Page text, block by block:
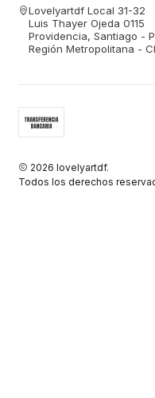
Lovelyartdf Local 31-32
Luis Thayer Ojeda 0115
Providencia, Santiago -
Región Metropolitana -
2026 lovelyartdf.
Todos los derechos